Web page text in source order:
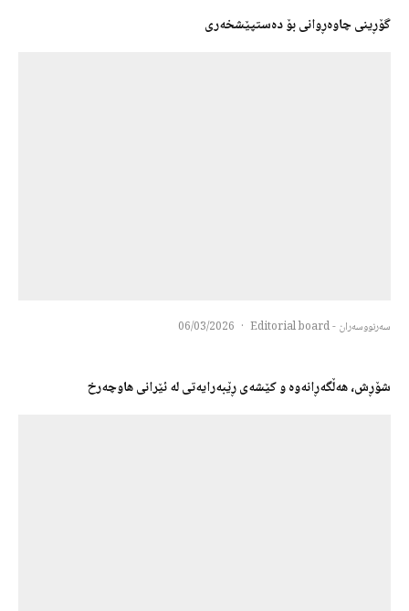
گۆڕینی چاوەڕوانی بۆ دەستپێشخەری
سەرنووسەران - Editorial board ·
06/03/2026
شۆڕش، هەڵگەڕانەوە و کێشەی ڕێبەرایەتی لە ئێرانی هاوچەرخ